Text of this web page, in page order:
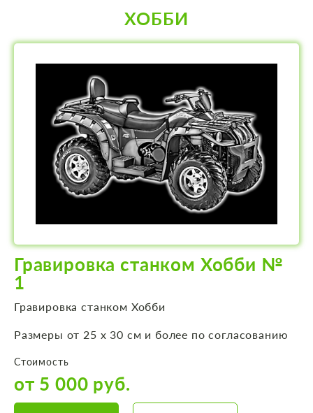
Пн. — Пт. с 10:00 до 19:00
Воскресенье по договор.
ХОББИ
Гравировка станком Хобби №
1
Гравировка станком Хобби
Размеры от 25 х 30 см и более по согласованию
Стоимость
от 5 000 руб.